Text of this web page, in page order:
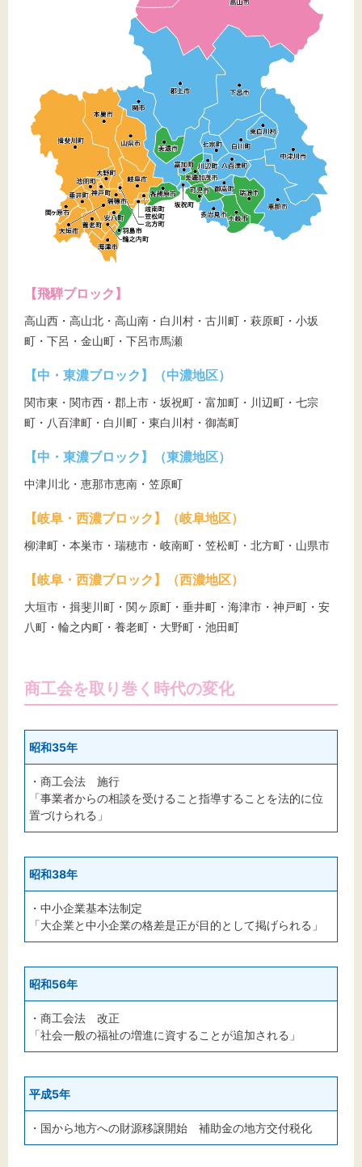
【飛騨ブロック】
高山西・高山北・高山南・白川村・古川町・萩原町・小坂
町・下呂・金山町・下呂市馬瀬
【中・東濃ブロック】（中濃地区）
関市東・関市西・郡上市・坂祝町・富加町・川辺町・七宗
町・八百津町・白川町・東白川村・御嵩町
【中・東濃ブロック】（東濃地区）
中津川北・恵那市恵南・笠原町
【岐阜・西濃ブロック】（岐阜地区）
柳津町・本巣市・瑞穂市・岐南町・笠松町・北方町・山県市
【岐阜・西濃ブロック】（西濃地区）
大垣市・揖斐川町・関ヶ原町・垂井町・海津市・神戸町・安
八町・輪之内町・養老町・大野町・池田町
商工会を取り巻く時代の変化
昭和35年
・商工会法 施行
「事業者からの相談を受けること指導することを法的に位
置づけられる」
昭和38年
・中小企業基本法制定
「大企業と中小企業の格差是正が目的として掲げられる」
昭和56年
・商工会法 改正
「社会一般の福祉の増進に資することが追加される」
平成5年
・国から地方への財源移譲開始 補助金の地方交付税化